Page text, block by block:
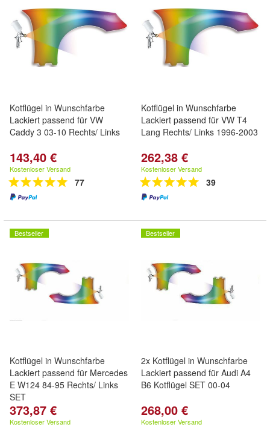
Kotflügel in Wunschfarbe
Lackiert passend für VW
Caddy 3 03-10 Rechts/ Links
143,40 €
Kostenloser Versand
77
Kotflügel in Wunschfarbe
Lackiert passend für VW T4
Lang Rechts/ Links 1996-2003
262,38 €
Kostenloser Versand
39
Bestseller
Kotflügel in Wunschfarbe
Lackiert passend für Mercedes
E W124 84-95 Rechts/ Links
SET
373,87 €
Kostenloser Versand
Bestseller
2x Kotflügel in Wunschfarbe
Lackiert passend für Audi A4
B6 Kotflügel SET 00-04
268,00 €
Kostenloser Versand